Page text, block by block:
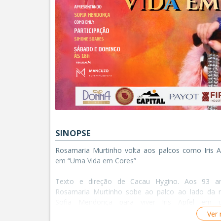
SINOPSE
Rosamaria Murtinho volta aos palcos como Iris
em “Uma Vida em Cores”
Texto e direção de Cacau Hygino. Aos 93
Rosamaria Murtinho sobe ao palco ao lado da
montagem que une memória, afeto e potênciaVer